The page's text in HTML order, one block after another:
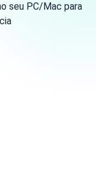
seu PC/Mac para